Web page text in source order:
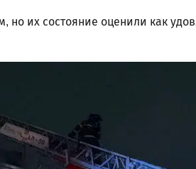
но их состояние оценили как